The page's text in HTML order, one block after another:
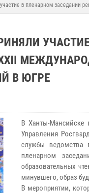
в пленарном заседании
В ЮГРЕ
В Ханты-Мансийске
Управления
службы ведомства
пленарном
образовательных
минувшего, образ
В мероприятии,